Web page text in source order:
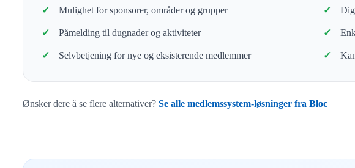
Mulighet for sponsorer, områder og grupper
Påmelding til dugnader og aktiviteter
Selvbetjening for nye og eksisterende medlemmer
Ønsker dere å se flere alternativer? Se alle medlemssystem-løsninger fra Bloc